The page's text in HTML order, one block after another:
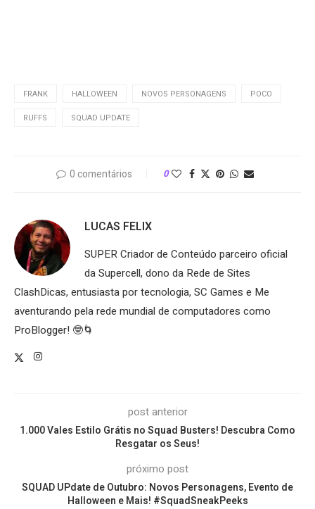
FRANK HALLOWEEN NOVOS PERSONAGENS
POCO
RUFFS
SQUAD UPDATE
0 comentários 0
LUCAS FELIX
SUPER Criador de Conteúdo parceiro oficial
da Supercell, dono da Rede de Sites
ClashDicas, entusiasta por tecnologia, SC Games e Me
aventurando pela rede mundial de computadores como
ProBlogger! 🤓🌀
post anterior
1.000 Vales Estilo Grátis no Squad Busters! Descubra Como
Resgatar os Seus!
próximo post
SQUAD UPdate de Outubro: Novos Personagens, Evento de
Halloween e Mais! #SquadSneakPeeks